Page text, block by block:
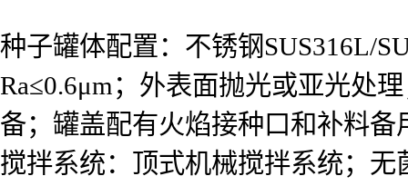
种子罐体配置：不锈钢SUS316L/
Ra≤0.6μm；外表面抛光或亚光处
备；罐盖配有火焰接种口和补料备
搅拌系统：顶式机械搅拌系统；